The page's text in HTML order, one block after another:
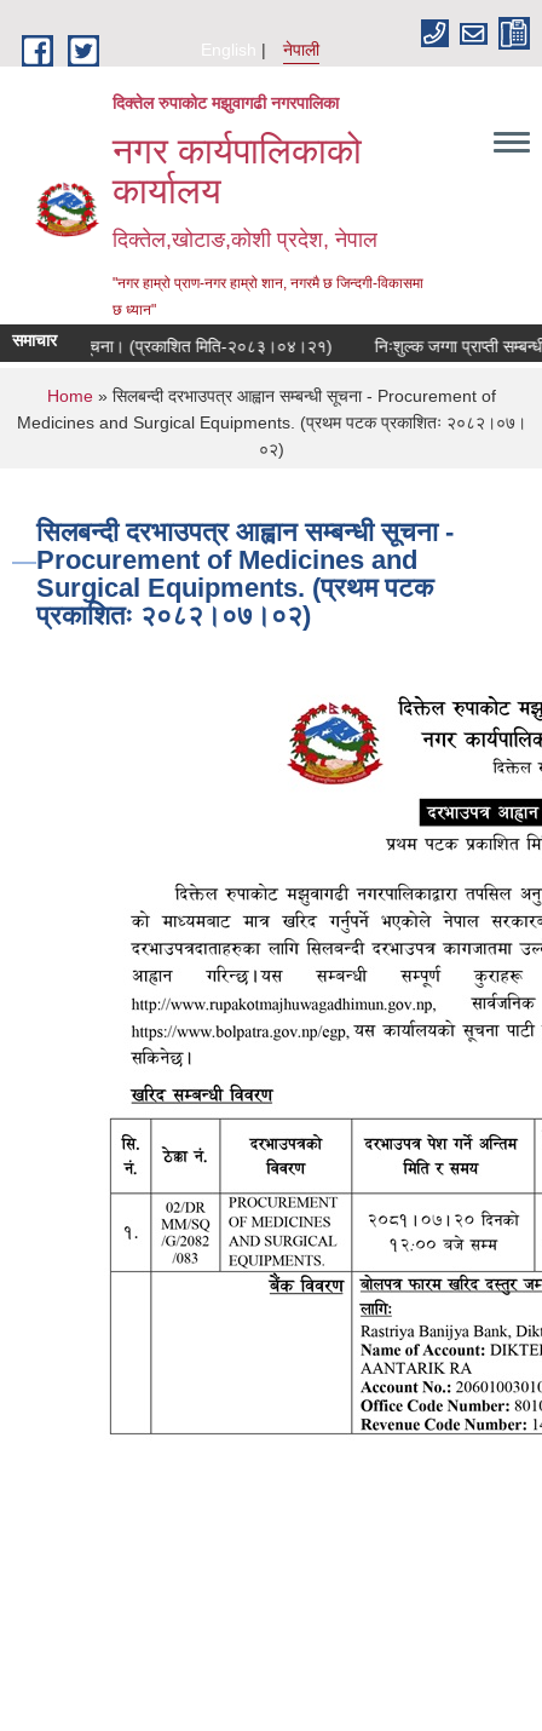
English
नेपाली
दिक्तेल रुपाकोट मझुवागढी नगरपालिका
नगर कार्यपालिकाको
कार्यालय
दिक्तेल,खोटाङ,कोशी प्रदेश, नेपाल
"नगर हाम्रो प्राण-नगर हाम्रो शान, नगरमै छ जिन्दगी-विकासमा
छ ध्यान"
समाचार
सम्बन्धी सूचना। (प्रकाशित मिति-२०८३।०४।२१) निःशुल्क जग्गा प्राप्ती
You are here
Home» सिलबन्दी दरभाउपत्र आह्वान सम्बन्धी सूचना - Procurement of
Medicines and Surgical Equipments. (प्रथम पटक प्रकाशितः २०८२।०७।
०२)
सिलबन्दी दरभाउपत्र आह्वान सम्बन्धी सूचना -
Procurement of Medicines and
Surgical Equipments. (प्रथम पटक
प्रकाशितः २०८२।०७।०२)